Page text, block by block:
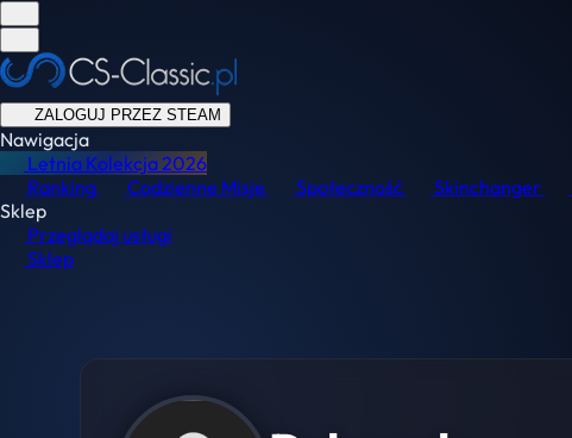
ZALOGUJ PRZEZ STEAM
Nawigacja
Letnia Kolekcja2026
Ranking
Codzienne Misje Społeczność Skinchanger
Sklep
Przeglądaj usługi
Sklep